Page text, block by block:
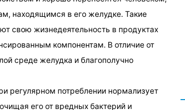
находящимся в его желудке. Такие
свою жизнедеятельность в продуктах
компонентам. В отличие от
среде желудка и благополучно
регулярном потреблении нормализует
его от вредных бактерий и